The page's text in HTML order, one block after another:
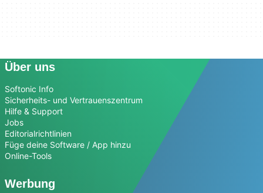
Über uns
Softonic Info
Sicherheits- und Vertrauenszentrum
Hilfe & Support
Jobs
Editorialrichtlinien
Füge deine Software / App hinzu
Online-Tools
Werbung